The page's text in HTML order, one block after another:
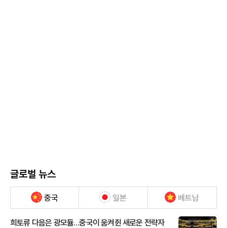
글로벌 뉴스
중국 일본 베트남
희토류 다음은 광모듈…중국이 움켜쥔 새로운 전략자